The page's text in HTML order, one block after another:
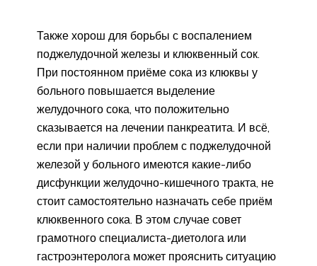
Также хорош для борьбы с воспалением
поджелудочной железы и клюквенный сок.
При постоянном приёме сока из клюквы у
больного повышается выделение
желудочного сока, что положительно
сказывается на лечении панкреатита. И всё,
если при наличии проблем с поджелудочной
железой у больного имеются какие-либо
дисфункции желудочно-кишечного тракта, не
стоит самостоятельно назначать себе приём
клюквенного сока. В этом случае совет
грамотного специалиста-диетолога или
гастроэнтеролога может прояснить ситуацию